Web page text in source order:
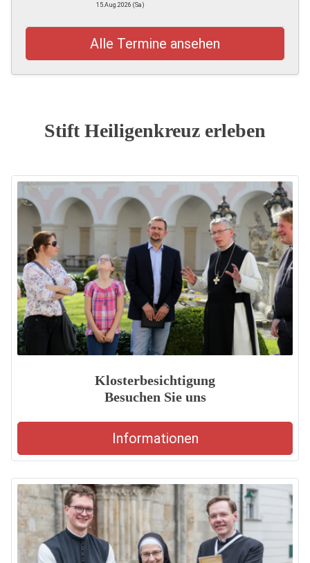
15.Aug.2026 (Sa)
Alle Termine ansehen
Stift Heiligenkreuz erleben
Klosterbesichtigung
Besuchen Sie uns
Informationen